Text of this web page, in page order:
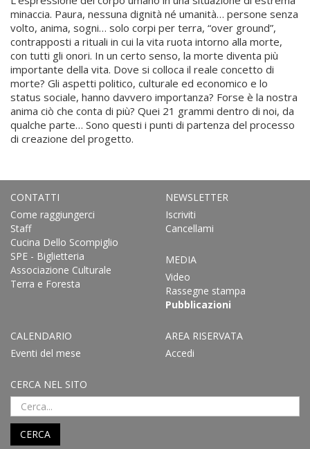
minaccia. Paura, nessuna dignità né umanità… persone senza
volto, anima, sogni… solo corpi per terra, “over ground”,
contrapposti a rituali in cui la vita ruota intorno alla morte,
con tutti gli onori. In un certo senso, la morte diventa più
importante della vita. Dove si colloca il reale concetto di
morte? Gli aspetti politico, culturale ed economico e lo
status sociale, hanno davvero importanza? Forse è la nostra
anima ciò che conta di più? Quei 21 grammi dentro di noi, da
qualche parte… Sono questi i punti di partenza del processo
di creazione del progetto.
CONTATTI
Come raggiungerci
Staff
Cucina Dello Scompiglio
SPE - Biglietteria
Associazione Culturale
Terra e Foresta
NEWSLETTER
Iscriviti
Cancellami
MEDIA
Video
Rassegne stampa
Pubblicazioni
CALENDARIO
Eventi del mese
AREA RISERVATA
Accedi
CERCA NEL SITO
CERCA